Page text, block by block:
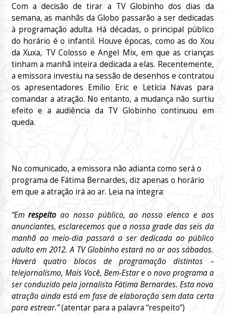
Com a decisão de tirar a TV Globinho dos dias da
semana, as manhãs da Globo passarão a ser dedicadas
à programação adulta. Há décadas, o principal público
do horário é o infantil. Houve épocas, como as do Xou
da Xuxa, TV Colosso e Angel Mix, em que as crianças
tinham a manhã inteira dedicada a elas. Recentemente,
a emissora investiu na sessão de desenhos e contratou
os apresentadores Emílio Eric e Letícia Navas para
comandar a atração. No entanto, a mudança não surtiu
efeito e a audiência da TV Globinho continuou em
queda.
No comunicado, a emissora não adianta como será o
programa de Fátima Bernardes, diz apenas o horário
em que a atração irá ao ar. Leia na íntegra:
“Emrespeito ao nosso público, ao nosso elenco e aos
anunciantes, esclarecemos que a nossa grade das seis da
manhã ao meio-dia passará a ser dedicada ao público
adulto em 2012. A TV Globinho estará no ar aos sábados.
Haverá quatro blocos de programação distintos –
telejornalismo, Mais Você, Bem-Estar e o novo programa a
ser conduzido pela jornalista Fátima Bernardes. Esta nova
atração ainda está em fase de elaboração sem data certa
para estrear.”(atentar para a palavra “respeito”)